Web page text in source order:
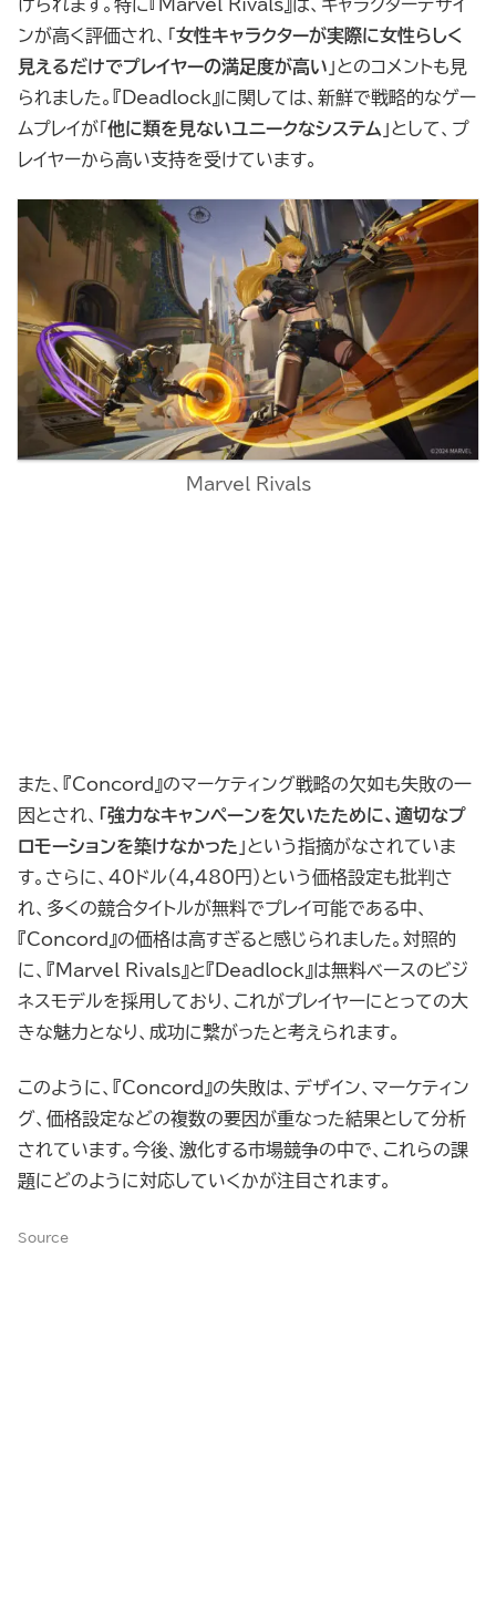
げられます。特に『Marvel Rivals』は、キャラクターデザイ
ンが高く評価され、「 女性キャラクターが実際に女性らしく
見えるだけでプレイヤーの満足度が高い 」とのコメントも見
られました。『Deadlock』に関しては、新鮮で戦略的なゲー
ムプレイが「 他に類を見ないユニークなシステム 」として、プ
レイヤーから高い支持を受けています。
Marvel Rivals
また、『Concord』のマーケティング戦略の欠如も失敗の一
因とされ、
「強力なキャンペーンを欠いたために、適切なプ
ロモーションを築けなかった 」という指摘がなされていま
す。さらに、40ドル（4,480円）という価格設定も批判さ
れ、多くの競合タイトルが無料でプレイ可能である中、
『Concord』の価格は高すぎると感じられました。対照的
に、『Marvel Rivals』と『Deadlock』は無料ベースのビジ
ネスモデルを採用しており、これがプレイヤーにとっての大
きな魅力となり、成功に繋がったと考えられます。
このように、『Concord』の失敗は、デザイン、マーケティン
グ、価格設定などの複数の要因が重なった結果として分析
されています。今後、激化する市場競争の中で、これらの課
題にどのように対応していくかが注目されます。
Source